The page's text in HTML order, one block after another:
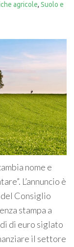
agricole, Suolo e
nome e
L’annuncio è
Consiglio
stampa a
di euro siglato
il settore